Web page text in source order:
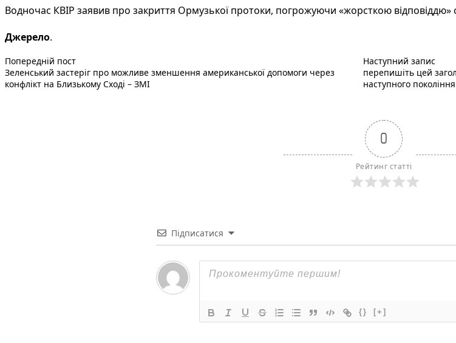
Водночас КВІР заявив про закриття Ормузької протоки, погрожуючи «жорсткою відповіддю»
Джерело.
Навігація
записів
Попередній постПопередній запис:
Зеленський застеріг про можливе зменшення американської допомоги через
конфлікт на Близькому Сході – ЗМІ
Наступний запис
перепишіть цей
наступного
0
Рейтинг статті
Підписатися
{} [+]